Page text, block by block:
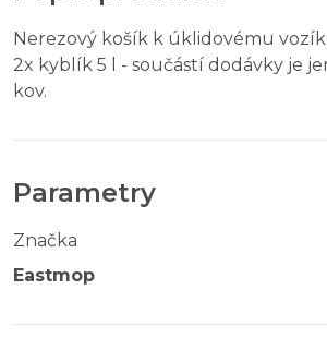
Nerezový košík k úklidovému
2x kyblík 5 l - součástí dodávky je
kov.
Parametry
Značka
Eastmop